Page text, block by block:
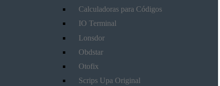
Calculadoras para Códigos
IO Terminal
Lonsdor
Obdstar
Otofix
Scrips Upa Original